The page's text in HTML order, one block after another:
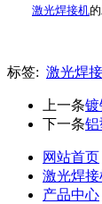
激光焊接机
标签: 激光焊
上一条镀
下一条铝
网站首页
激光焊接
产品中心